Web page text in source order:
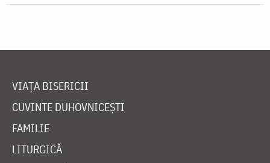
VIAȚA BISERICII
CUVINTE DUHOVNICEȘTI
FAMILIE
LITURGICĂ